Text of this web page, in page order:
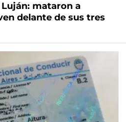
mataron a
delante de sus tres